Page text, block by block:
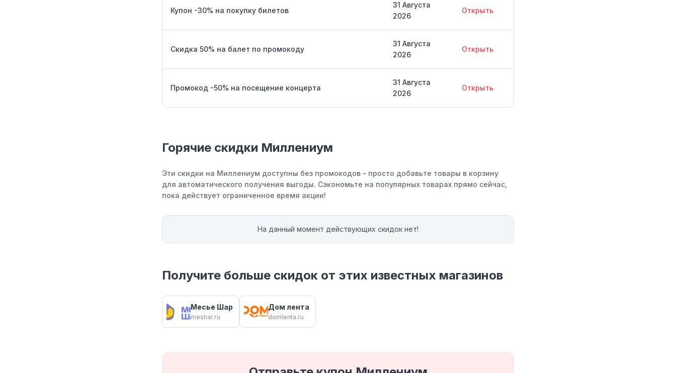
Купон -30% на покупку билетов
31 Августа
2026
Открыть
Скидка 50% на балет по промокоду
31 Августа
2026
Открыть
Промокод -50% на посещение концерта
31 Августа
2026
Открыть
Горячие скидки Миллениум
Эти скидки на Миллениум доступны без промокодов – просто добавьте товары в корзину
для автоматического получения выгоды. Сэкономьте на популярных товарах прямо сейчас,
пока действует ограниченное время акции!
На данный момент действующих скидок нет!
Получите больше скидок от этих известных магазинов
Месье Шар
meshar.ru
Дом лента
domlenta.ru